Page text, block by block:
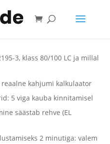
Ostukorv
3, klass 80/100 LC ja millal
kahjumi kalkulaator
5 viga kauba kinnitamisel
säästab rehve (EL
2 minutiga: valem